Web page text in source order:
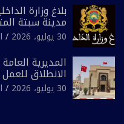
بلاغ وزارة
مدينة سبتة
30 يوليو، 2026
المديرية
الانطلاق للعمل
للشرطة بولاية
30 يوليو، 2026